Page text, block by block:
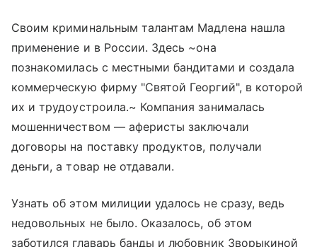
Своим криминальным талантам Мадлена нашла
применение и в России. Здесь ~она
познакомилась с местными бандитами и создала
коммерческую фирму "Святой Георгий", в которой
их и трудоустроила.~ Компания занималась
мошенничеством — аферисты заключали
договоры на поставку продуктов, получали
деньги, а товар не отдавали.
Узнать об этом милиции удалось не сразу, ведь
недовольных не было. Оказалось, об этом
заботился главарь банды и любовник Зворыкиной